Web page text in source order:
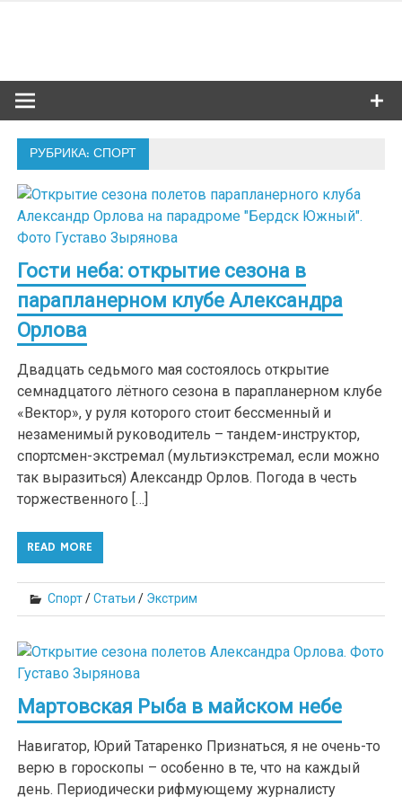
РУБРИКА: СПОРТ
Гости неба: открытие сезона в
парапланерном клубе Александра
Орлова
Двадцать седьмого мая состоялось открытие
семнадцатого лётного сезона в парапланерном клубе
«Вектор», у руля которого стоит бессменный и
незаменимый руководитель – тандем-инструктор,
спортсмен-экстремал (мультиэкстремал, если можно
так выразиться) Александр Орлов. Погода в честь
торжественного […]
READ MORE
Спорт/Статьи / Экстрим
Мартовская Рыба в майском небе
Навигатор, Юрий Татаренко Признаться, я не очень-то
верю в гороскопы – особенно в те, что на каждый
день. Периодически рифмующему журналисту